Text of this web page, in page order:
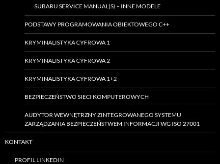
SUBARU SERVICE MANUAL(S) – INNE MODELE
PODSTAWY PROGRAMOWANIA OBIEKTOWEGO C++
KRYMINALISTYKA CYFROWA 1
KRYMINALISTYKA CYFROWA 2
KRYMINALISTYKA CYFROWA 1+2
BEZPIECZEŃSTWO SIECI KOMPUTEROWYCH
AUDYTOR WEWNĘTRZNY ZINTEGROWANEGO SYSTEMU
ZARZĄDZANIA BEZPIECZEŃSTWEM INFORMACJI WG ISO 27001
KONTAKT
PROFIL LINKEDIN